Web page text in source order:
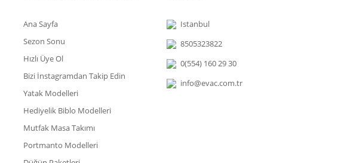
Ana Sayfa
Sezon Sonu
Hızlı Üye Ol
Bizi İnstagramdan Takip Edin
Yatak Modelleri
Hediyelik Biblo Modelleri
Mutfak Masa Takımı
Portmanto Modelleri
Istanbul
8505323822
0(554) 160 29 30
info@evac.com.tr